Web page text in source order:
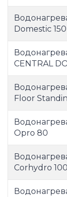
Domestic
CENTRAL
Floor
Opro 80
Corhydro